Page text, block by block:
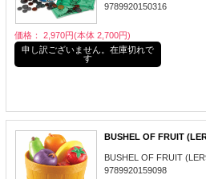
9789920150316
価格： 2,970円(本体 2,700円)
申し訳ございません。在庫切れで
す
BUSHEL OF FRUIT
BUSHEL OF FRUIT
9789920159098